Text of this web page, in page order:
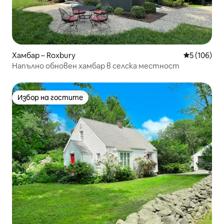
Хамбар – Roxbury Средна
5 (106)
Напълно обновен хамбар в селска местност
Избор на гостите
Избор на гостите